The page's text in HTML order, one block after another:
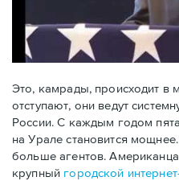
Это, камрады, происходит
отступают, они ведут
России. С каждым годом
на Урале становится
больше агентов.
крупный городской